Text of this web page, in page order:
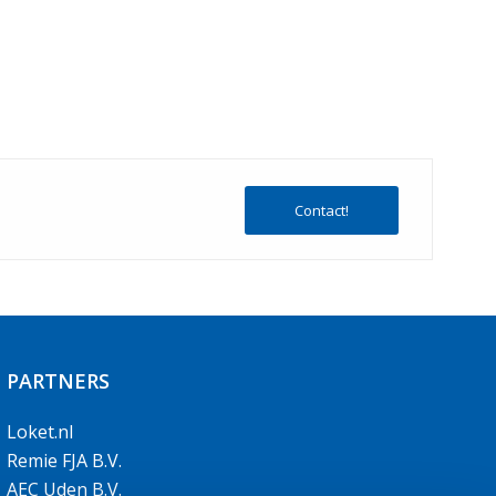
Contact!
PARTNERS
Loket.nl
Remie FJA B.V.
AEC Uden B.V.